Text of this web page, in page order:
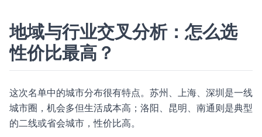
地域与行业交叉分析：怎么选
性价比最高？
这次名单中的城市分布很有特点。苏州、上海、深圳是一线
城市圈，机会多但生活成本高；洛阳、昆明、南通则是典型
的二线或省会城市，性价比高。